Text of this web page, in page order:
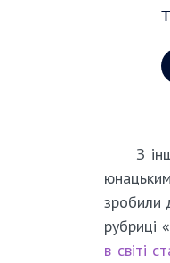
З
зробили
рубриці
в світі